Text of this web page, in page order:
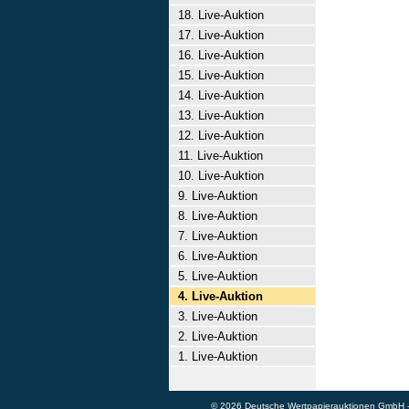
18. Live-Auktion
17. Live-Auktion
16. Live-Auktion
15. Live-Auktion
14. Live-Auktion
13. Live-Auktion
12. Live-Auktion
11. Live-Auktion
10. Live-Auktion
9. Live-Auktion
8. Live-Auktion
7. Live-Auktion
6. Live-Auktion
5. Live-Auktion
4. Live-Auktion
3. Live-Auktion
2. Live-Auktion
1. Live-Auktion
© 2026 Deutsche Wertpapierauktionen GmbH